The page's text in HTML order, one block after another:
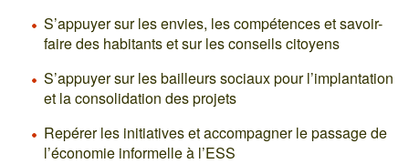
S’appuyer sur les envies, les compétences et savoir-
faire des habitants et sur les conseils citoyens
S’appuyer sur les bailleurs sociaux pour l’implantation
et la consolidation des projets
Repérer les initiatives et accompagner le passage de
l’économie informelle à l’ESS